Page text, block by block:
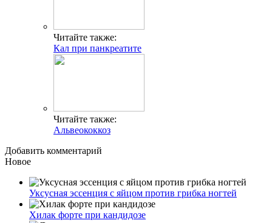
Читайте также:
Кал при панкреатите
Читайте также:
Альвеококкоз
Добавить комментарий
Новое
Уксусная эссенция с яйцом против грибка ногтей
Хилак форте при кандидозе